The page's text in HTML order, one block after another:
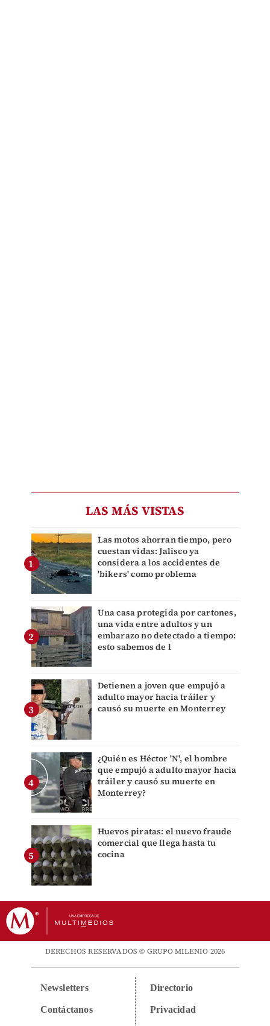
LAS MÁS VISTAS
Las motos ahorran tiempo, pero
cuestan vidas: Jalisco ya
considera a los accidentes de
'bikers' como problema
Una casa protegida por cartones,
una vida entre adultos y un
embarazo no detectado a tiempo:
esto sabemos de l
Detienen a joven que empujó a
adulto mayor hacia tráiler y
causó su muerte en Monterrey
¿Quién es Héctor 'N', el hombre
que empujó a adulto mayor hacia
tráiler y causó su muerte en
Monterrey?
Huevos piratas: el nuevo fraude
comercial que llega hasta tu
cocina
DERECHOS RESERVADOS © GRUPO MILENIO 2026
Newsletters
Contáctanos
Directorio
Privacidad